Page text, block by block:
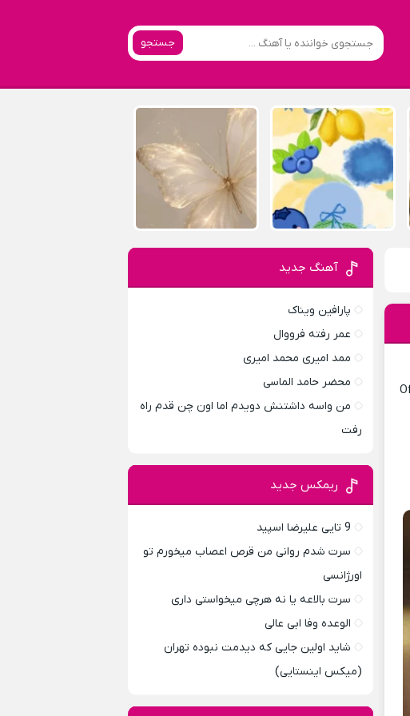
جستجو
آهنگ جدید
پارافين ویناک
عمر رفته فرووال
ممد امیری محمد امیری
محضر حامد الماسی
من واسه داشتنش دویدم اما اون چن قدم راه
رفت
ریمکس جدید
9 تایی علیرضا اسپید
سرت شدم روانی من قرص اعصاب میخورم تو
اورژانسی
سرت بالاعه یا نه هرچی میخواستی داری
الوعده وفا ابی عالی
شاید اولین جایی که دیدمت نبوده تهران
(میکس اینستایی)